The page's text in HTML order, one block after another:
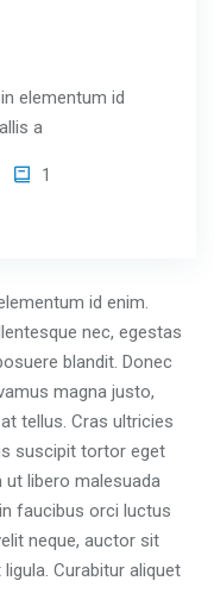
elementum id
a
1
id enim.
nec, egestas
blandit. Donec
magna justo,
tellus. Cras ultricies
suscipit tortor eget
libero malesuada
faucibus orci luctus
neque, auctor sit
Curabitur aliquet